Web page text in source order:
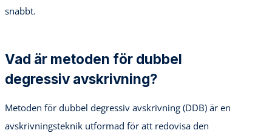
snabbt.
Vad är metoden för dubbel
degressiv avskrivning?
Metoden för dubbel degressiv avskrivning (DDB) är en
avskrivningsteknik utformad för att redovisa den